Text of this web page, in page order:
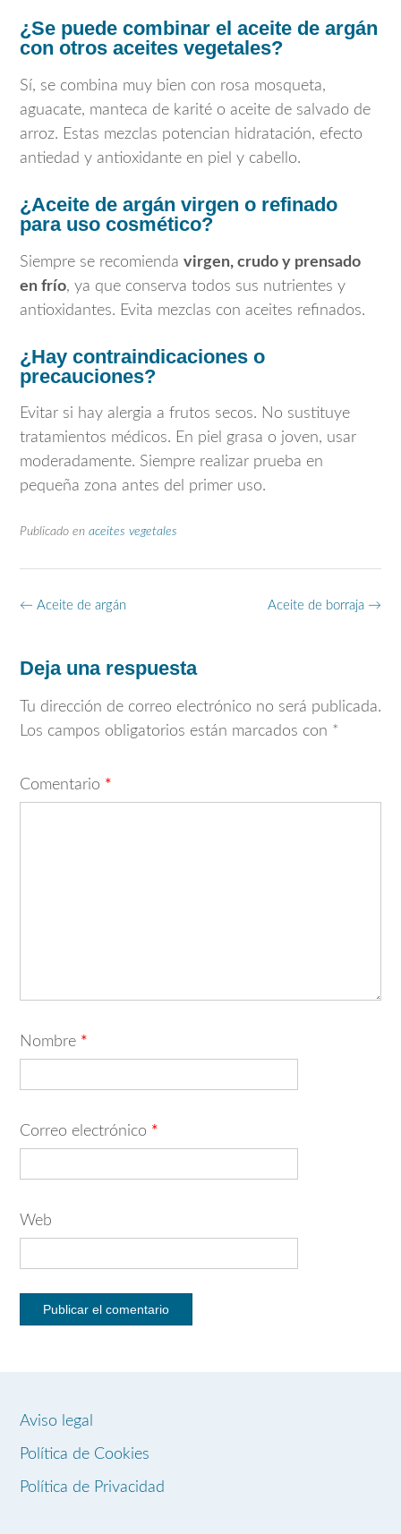
¿Se puede combinar el aceite de argán
con otros aceites vegetales?
Sí, se combina muy bien con rosa mosqueta,
aguacate, manteca de karité o aceite de salvado de
arroz. Estas mezclas potencian hidratación, efecto
antiedad y antioxidante en piel y cabello.
¿Aceite de argán virgen o refinado
para uso cosmético?
Siempre se recomienda virgen, crudo y prensado
en frío, ya que conserva todos sus nutrientes y
antioxidantes. Evita mezclas con aceites refinados.
¿Hay contraindicaciones o
precauciones?
Evitar si hay alergia a frutos secos. No sustituye
tratamientos médicos. En piel grasa o joven, usar
moderadamente. Siempre realizar prueba en
pequeña zona antes del primer uso.
Publicado en aceites vegetales
Navegación
Aceite de borraja →
← Aceite de argán
Deja una respuesta
Tu dirección de correo electrónico no será publicada.
Los campos obligatorios están marcados con *
Comentario *
Nombre *
Correo electrónico *
Web
Aviso legal
Política de Cookies
Política de Privacidad